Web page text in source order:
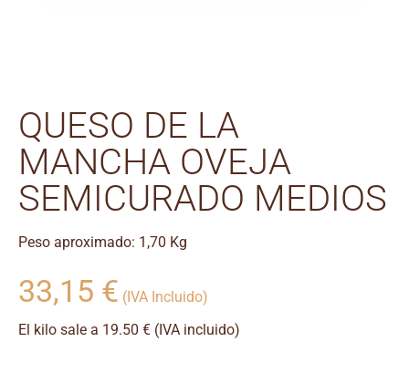
QUESO DE LA
MANCHA OVEJA
SEMICURADO MEDIOS
Peso aproximado: 1,70 Kg
33,15 € (IVA Incluido)
El kilo sale a 19.50 € (IVA incluido)